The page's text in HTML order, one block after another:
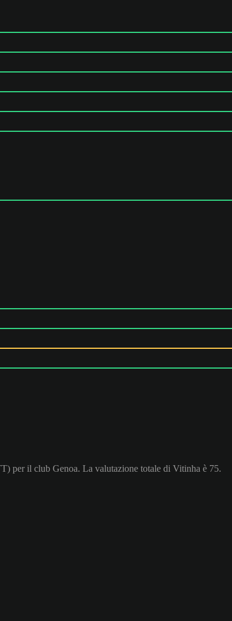
per il club Genoa. La valutazione totale di Vitinha è 75.